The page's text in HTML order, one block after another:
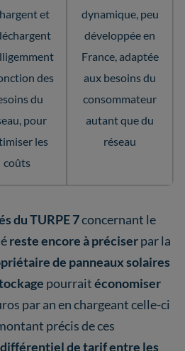
et
des
du
pour
les
coûts
dynamique, peu
développée en
France, adaptée
aux besoins du
consommateur
autant que du
réseau
du TURPE 7concernant le
reste encore à préciserpar la
de panneaux solaires
pourraitéconomiser
par an en chargeant celle-ci
précis de ces
différentiel de tarif entre les